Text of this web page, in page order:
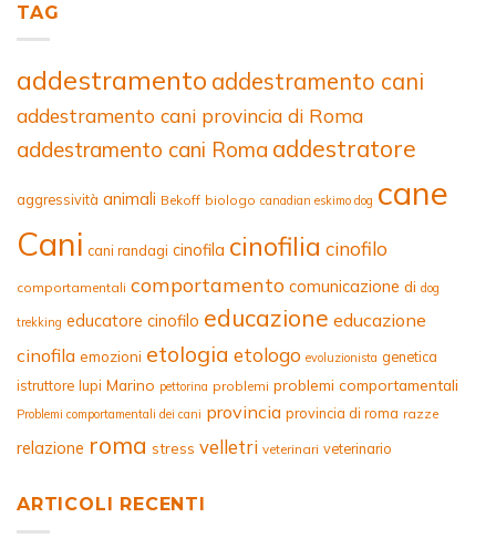
TAG
addestramento addestramento cani
addestramento cani provincia di Roma
addestramento cani Roma addestratore
aggressività animali Bekoff biologo canadian eskimo dog cane
Cani cani randagi cinofila cinofilia cinofilo
comportamentali comportamento comunicazione di dog
trekking educatore cinofilo educazione educazione
cinofila emozioni etologia etologo evoluzionista genetica
istruttore lupi Marino pettorina problemi problemi comportamentali
Problemi comportamentali dei cani provincia provincia di roma razze
relazione roma stress velletri veterinari veterinario
ARTICOLI RECENTI